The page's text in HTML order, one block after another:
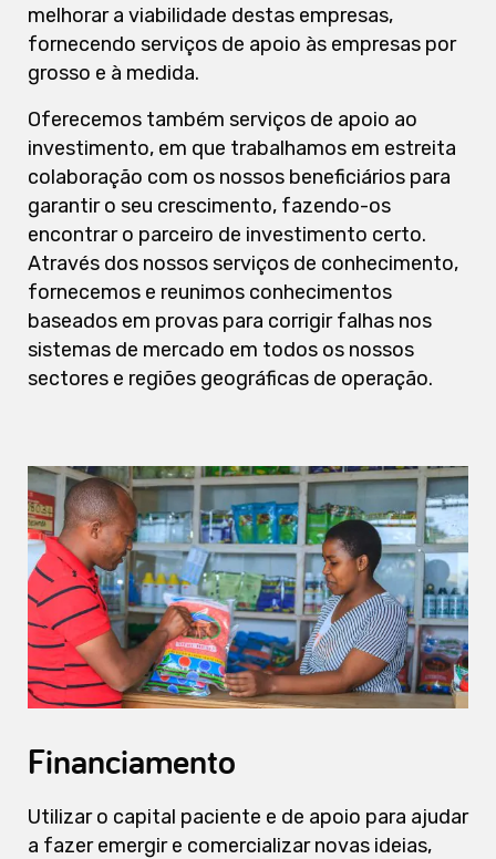
melhorar a viabilidade destas empresas,
fornecendo serviços de apoio às empresas por
grosso e à medida.
Oferecemos também serviços de apoio ao
investimento, em que trabalhamos em estreita
colaboração com os nossos beneficiários para
garantir o seu crescimento, fazendo-os
encontrar o parceiro de investimento certo.
Através dos nossos serviços de conhecimento,
fornecemos e reunimos conhecimentos
baseados em provas para corrigir falhas nos
sistemas de mercado em todos os nossos
sectores e regiões geográficas de operação.
Financiamento
Utilizar o capital paciente e de apoio para ajudar
a fazer emergir e comercializar novas ideias,